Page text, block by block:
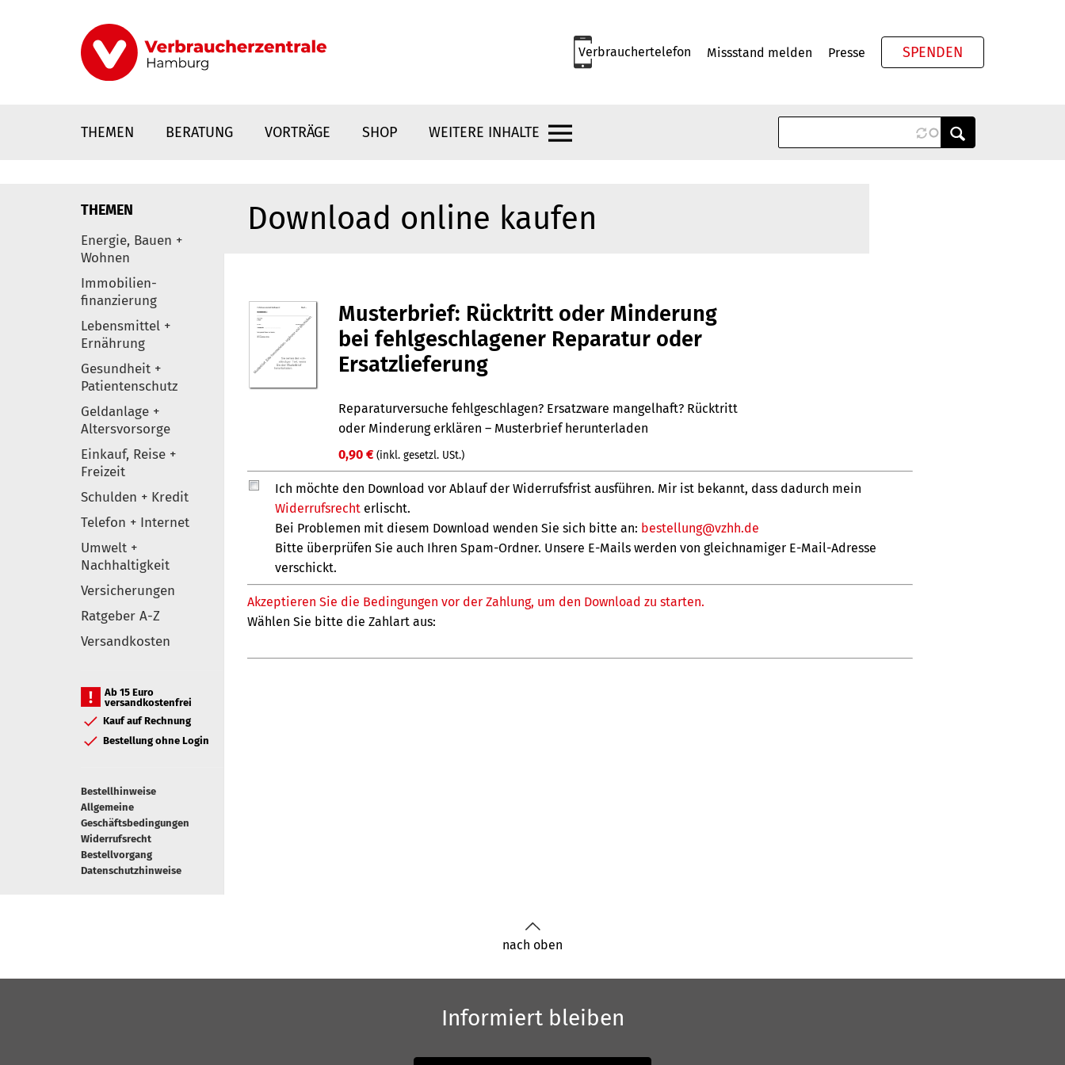
Verbrauchertelefon Missstand melden Presse SPENDEN
THEMEN BERATUNG VORTRÄGE SHOP WEITERE INHALTE
Elemente
THEMEN
Energie, Bauen +
Wohnen
Immobilien-
finanzierung
Lebensmittel +
Ernährung
Gesundheit +
Patientenschutz
Geldanlage +
Altersvorsorge
Einkauf, Reise +
Freizeit
Schulden + Kredit
Telefon + Internet
Umwelt +
Nachhaltigkeit
Versicherungen
Ratgeber A-Z
Versandkosten
Ab 15 Euro
versandkostenfrei
Kauf auf Rechnung
Bestellung ohne Login
Bestellhinweise
Allgemeine
Geschäftsbedingungen
Widerrufsrecht
Bestellvorgang
Datenschutzhinweise
Download online kaufen
nach oben
Informiert bleiben